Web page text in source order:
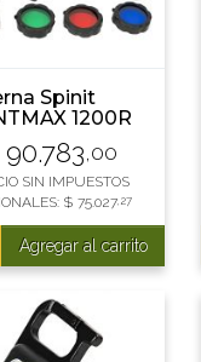
Spinit
1200R
90.783,00
SIN IMPUESTOS
$ 75.027 ,27
Agregar al carrito